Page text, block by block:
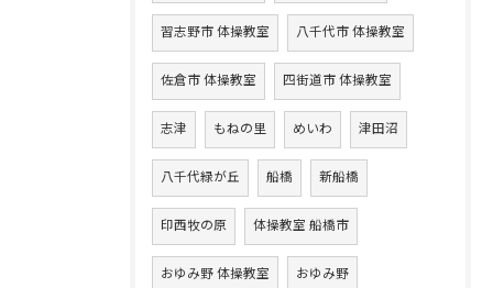
習志野市 体操教室 八千代市 体操教室
佐倉市 体操教室 四街道市 体操教室
志津 もねの里 めいわ 津田沼
八千代緑が丘 船橋 新船橋
印西牧の原 体操教室 船橋市
おゆみ野 体操教室 おゆみ野